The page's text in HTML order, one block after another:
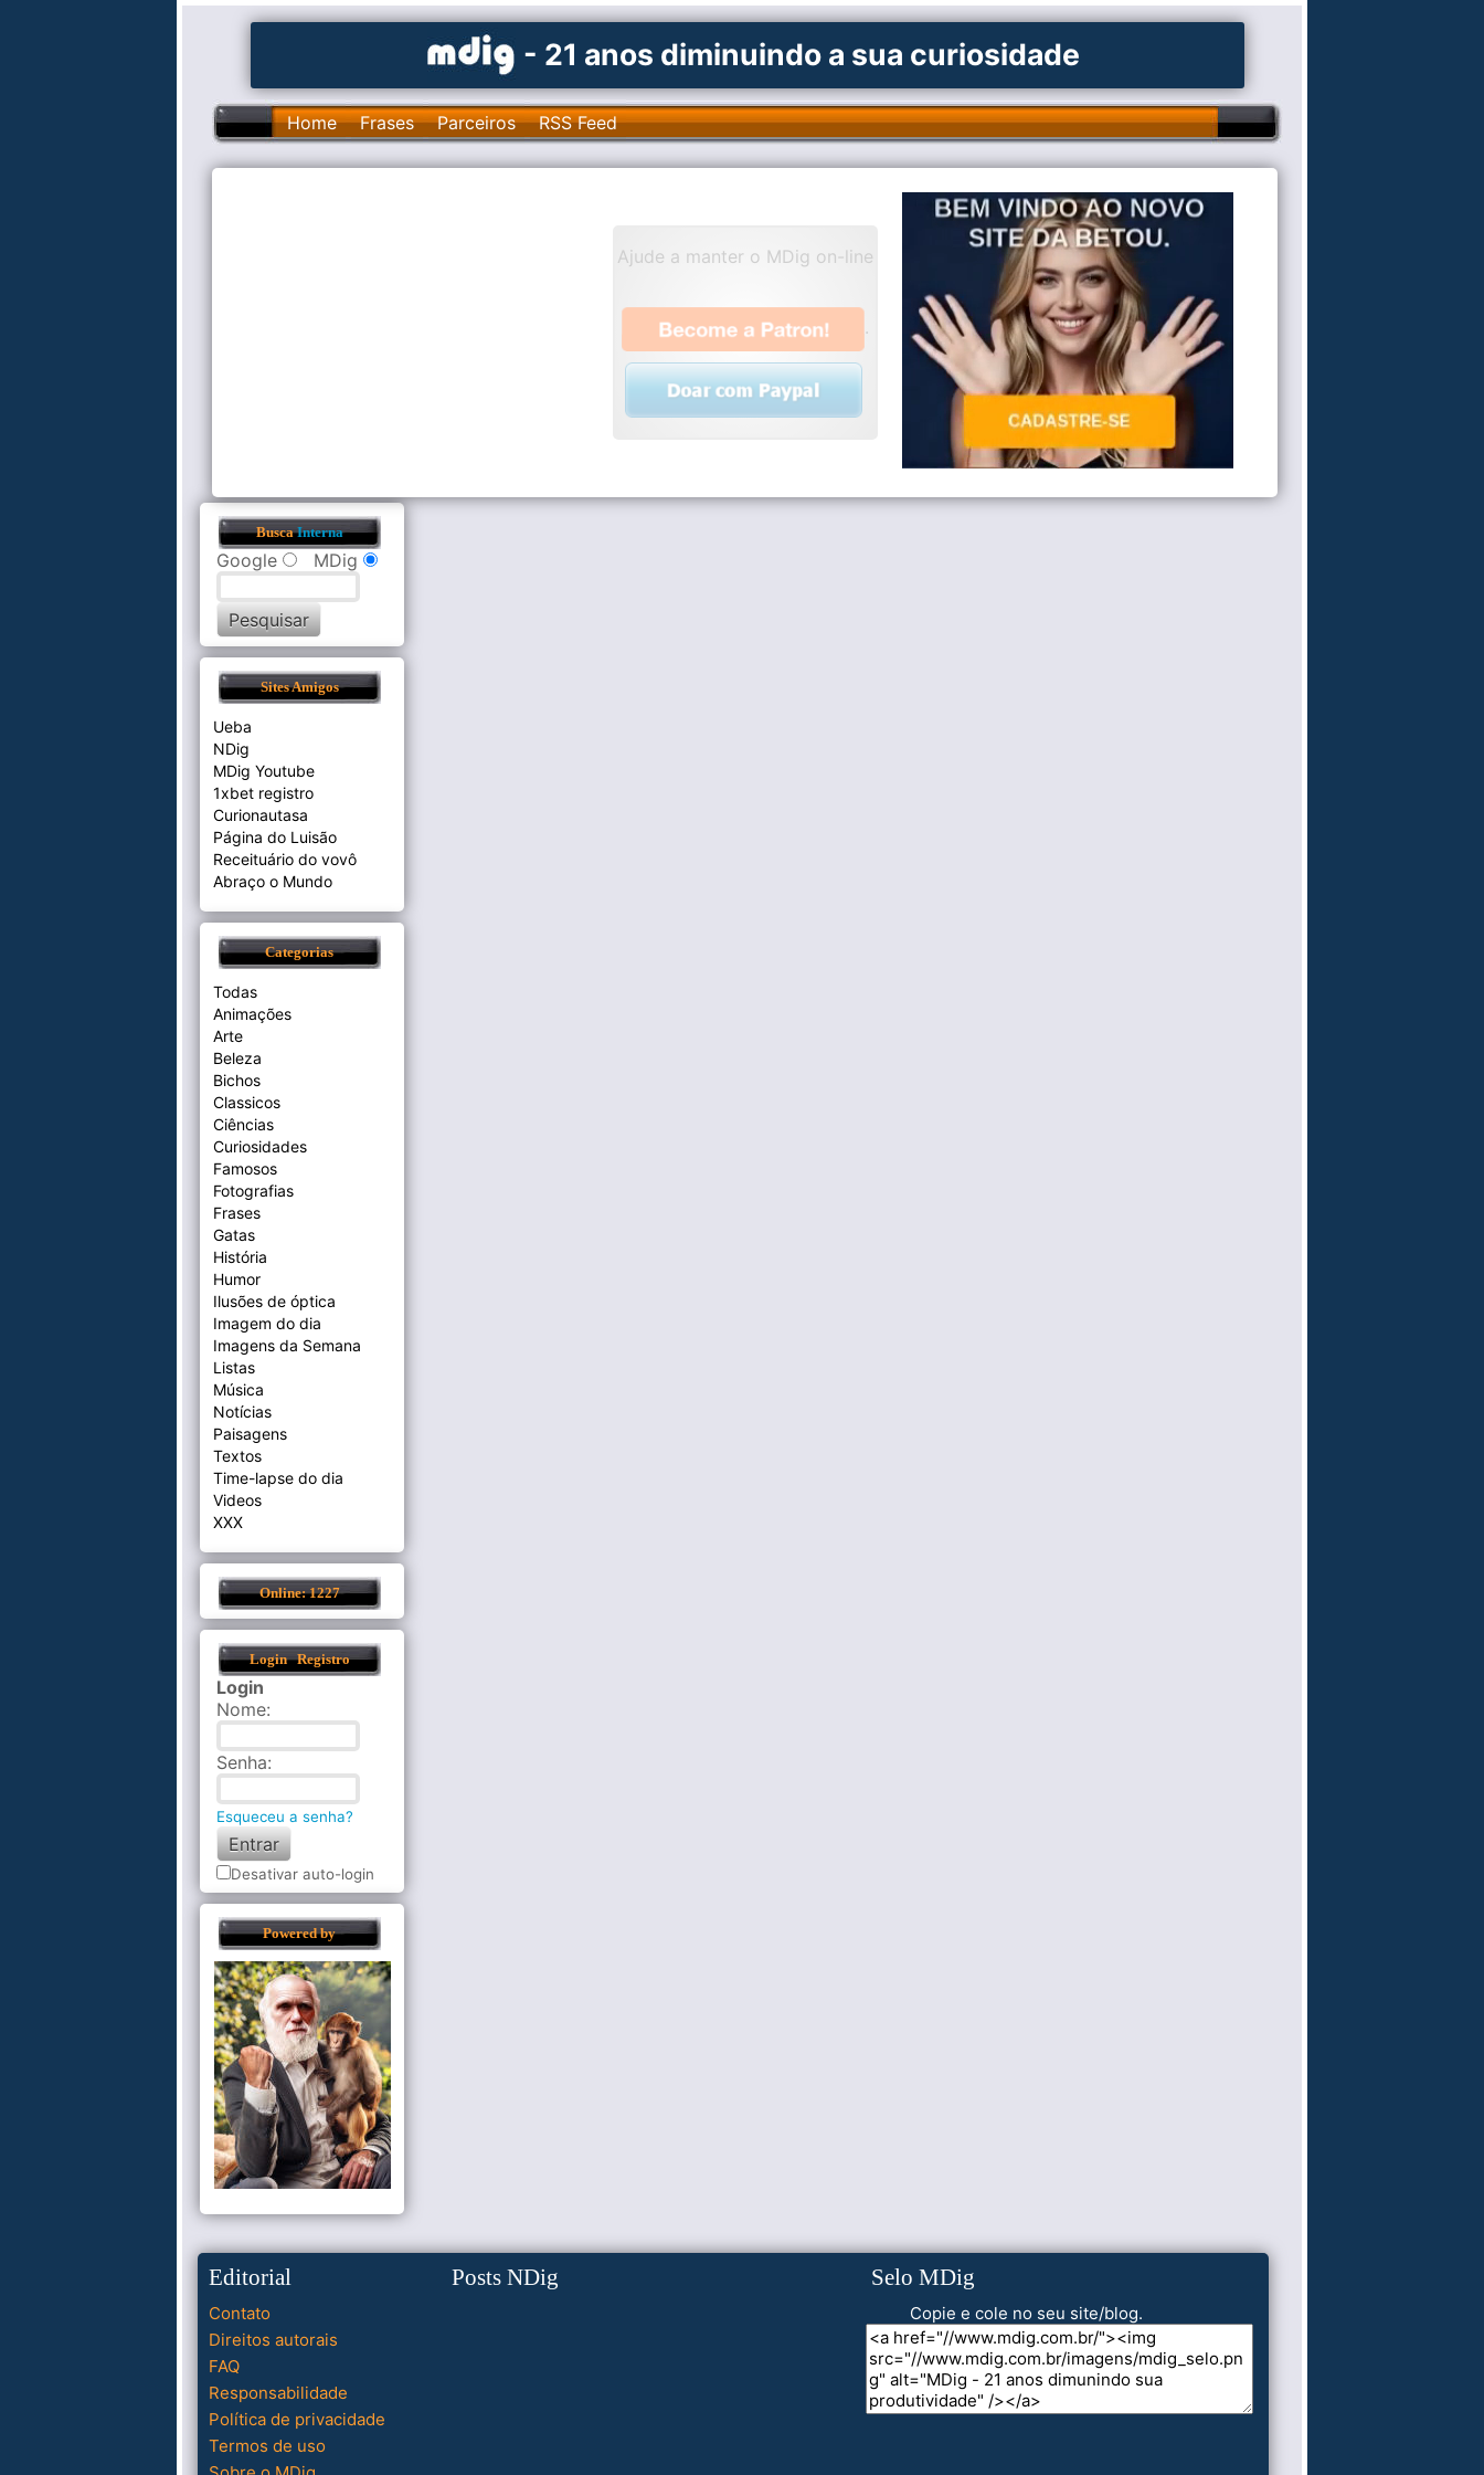
- 21 anos diminuindo a sua curiosidade
Home Frases Parceiros RSS Feed
Ajude a manter o MDig on-line
.
BuscaInterna
Google MDig
Sites Amigos
Ueba
NDig
MDig Youtube
1xbet registro
Curionautasa
Página do Luisão
Receituário do vovô
Abraço o Mundo
Categorias
Todas
Animações
Arte
Beleza
Bichos
Classicos
Ciências
Curiosidades
Famosos
Fotografias
Frases
Gatas
História
Humor
Ilusões de óptica
Imagem do dia
Imagens da Semana
Listas
Música
Notícias
Paisagens
Textos
Time-lapse do dia
Videos
XXX
Online: 1227
Login Registro
Login
Nome:
Senha:
Esqueceu a senha?
Desativar auto-login
Powered by
Editorial
Contato
Direitos autorais
FAQ
Responsabilidade
Política de privacidade
Termos de uso
Posts NDig Selo MDig
Copie e cole no seu site/blog.